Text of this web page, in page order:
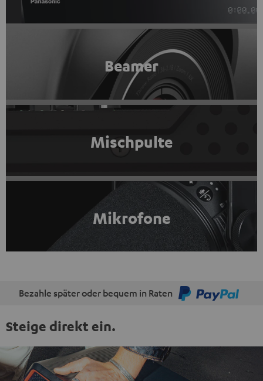
Beamer
Mischpulte
Mikrofone
Bezahle später oder bequem in Raten
Steige direkt ein.